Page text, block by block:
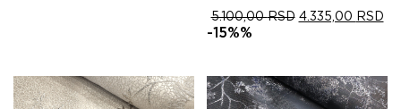
5.100,00RSD ОРИГИНАЛНА
5.100,00 RSD.
4.335,00 RSD
-15%%